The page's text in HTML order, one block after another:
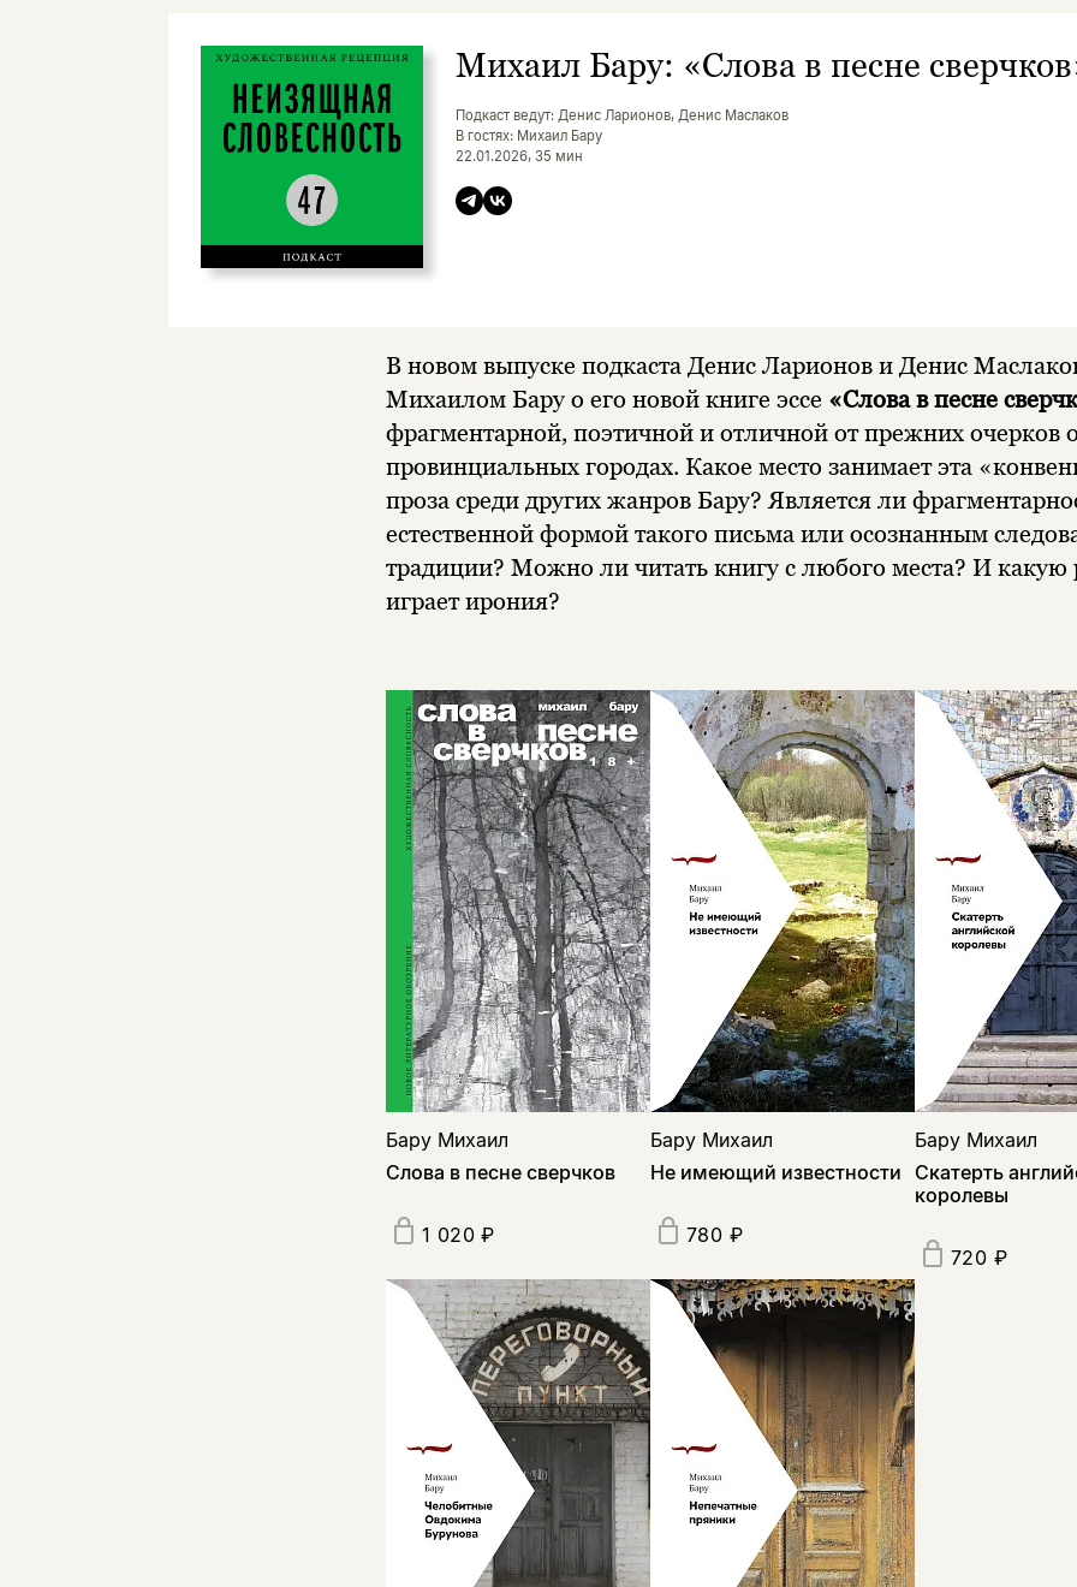
Михаил Бару: «Слова в песне
Подкаст ведут: Денис Ларионов, Денис Маслаков
В гостях: Михаил Бару
22.01.2026, 35 мин
В новом выпуске подкаста Денис Ларионов и Денис
Михаилом Бару о его новой книге эссе «Слова в песне
фрагментарной, поэтичной и отличной от прежних очерков
провинциальных городах. Какое место занимает эта
проза среди других жанров Бару? Является ли
естественной формой такого письма или осознанным
традиции? Можно ли читать книгу с любого места? И какую
играет ирония?
Бару Михаил
Слова в песне сверчков
1 020 ₽
Бару Михаил
Не имеющий известности
780 ₽
Бару Михаил
Скатерть
королевы
720 ₽